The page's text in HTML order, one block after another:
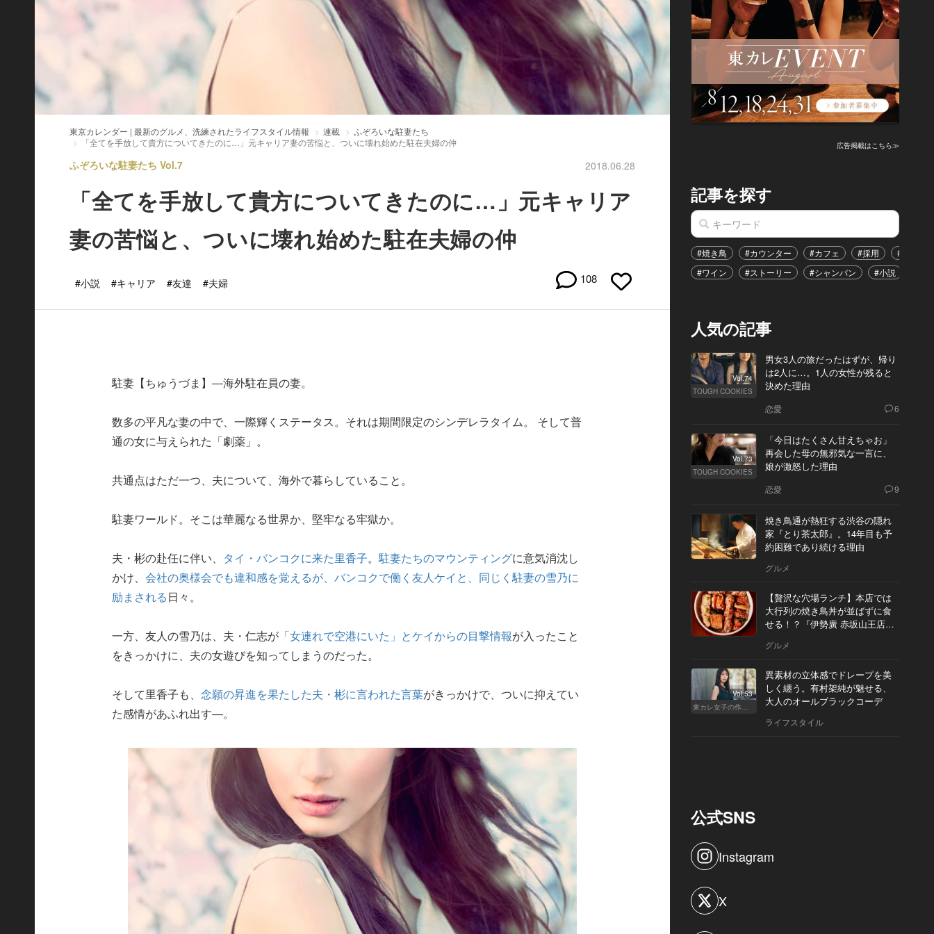
東京カレンダー | 最新のグルメ、洗練されたライフスタイル情報 連載
ふぞろいな駐妻たち
「全てを手放して貴方についてきたのに…」元キャリア妻の苦悩と、ついに壊れ始めた駐在夫婦の仲
ふぞろいな駐妻たち Vol.7 2018.06.28
「全てを手放して貴方についてきたのに…」元キャリア
妻の苦悩と、ついに壊れ始めた駐在夫婦の仲
#小説 #キャリア #友達 #夫婦 108
駐妻【ちゅうづま】―海外駐在員の妻。
数多の平凡な妻の中で、一際輝くステータス。それは期間限定のシンデレラタイム。 そして普
通の女に与えられた「劇薬」。
共通点はただ一つ、夫について、海外で暮らしていること。
駐妻ワールド。そこは華麗なる世界か、堅牢なる牢獄か。
夫・彬の赴任に伴い、 タイ・バンコクに来た里香子。駐妻たちのマウンティングに意気消沈し
かけ、会社の奥様会でも違和感を覚えるが、バンコクで働く友人ケイと、同じく駐妻の雪乃に
励まされる日々。
一方、友人の雪乃は、夫・仁志が 「女連れで空港にいた」とケイからの目撃情報が入ったこと
をきっかけに、夫の女遊びを知ってしまうのだった。
そして里香子も、念願の昇進を果たした夫・彬に言われた言葉がきっかけで、ついに抑えてい
た感情があふれ出す―。
広告掲載はこちら≫
記事を探す
#焼き鳥 #カウンター #カフェ #採用
#恋愛
#ワイン
#ストーリー #シャンパン #小説
人気の記事
Vol.74
TOUGH COOKIES
男女3人の旅だったはずが、帰り
は2人に…。1人の女性が残ると
決めた理由
恋愛 6
Vol.73
TOUGH COOKIES
「今日はたくさん甘えちゃお」
再会した母の無邪気な一言に、
娘が激怒した理由
恋愛 9
焼き鳥通が熱狂する渋谷の隠れ
家『とり茶太郎』。14年目も予
約困難であり続ける理由
グルメ
【贅沢な穴場ランチ】本店では
大行列の焼き鳥丼が並ばずに食
せる！？『伊勢廣 赤坂山王店』
グルメ
Vol.53
東カレ女子の作り方
異素材の立体感でドレープを美
しく纏う。有村架純が魅せる、
大人のオールブラックコーデ
ライフスタイル
公式SNS
Instagram
X